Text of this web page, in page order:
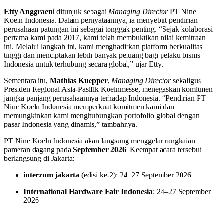
Etty Anggraeni ditunjuk sebagai Managing DirectorPT Nine
Koeln Indonesia. Dalam pernyataannya, ia menyebut pendirian
perusahaan patungan ini sebagai tonggak penting. “Sejak kolaborasi
pertama kami pada 2017, kami telah membuktikan nilai kemitraan
ini. Melalui langkah ini, kami menghadirkan platform berkualitas
tinggi dan menciptakan lebih banyak peluang bagi pelaku bisnis
Indonesia untuk terhubung secara global,” ujar Etty.
Sementara itu, Mathias Kuepper, Managing Directorsekaligus
Presiden Regional Asia-Pasifik Koelnmesse, menegaskan komitmen
jangka panjang perusahaannya terhadap Indonesia. “Pendirian PT
Nine Koeln Indonesia memperkuat komitmen kami dan
memungkinkan kami menghubungkan portofolio global dengan
pasar Indonesia yang dinamis,” tambahnya.
PT Nine Koeln Indonesia akan langsung menggelar rangkaian
pameran dagang pada September 2026. Keempat acara tersebut
berlangsung di Jakarta:
interzum jakarta (edisi ke-2): 24–27 September 2026
International Hardware Fair Indonesia: 24–27 September
2026